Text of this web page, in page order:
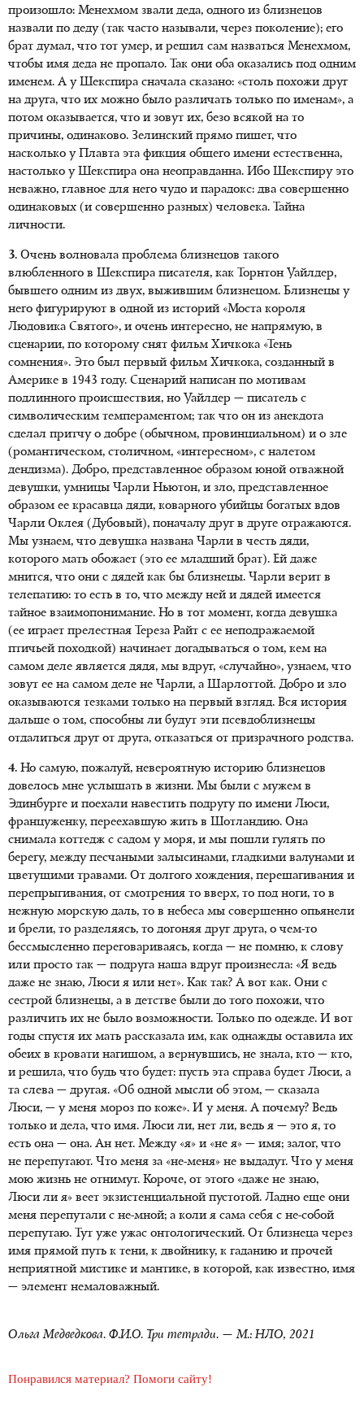
произошло: Менехмом звали деда, одного из близнецов
назвали по деду (так часто называли, через поколение); его
брат думал, что тот умер, и решил сам назваться Менехмом,
чтобы имя деда не пропало. Так они оба оказались под одним
именем. А у Шекспира сначала сказано: «столь похожи друг
на друга, что их можно было различать только по именам», а
потом оказывается, что и зовут их, безо всякой на то
причины, одинаково. Зелинский прямо пишет, что
насколько у Плавта эта фикция общего имени естественна,
настолько у Шекспира она неоправданна. Ибо Шекспиру это
неважно, главное для него чудо и парадокс: два совершенно
одинаковых (и совершенно разных) человека. Тайна
личности.
3. Очень волновала проблема близнецов такого
влюбленного в Шекспира писателя, как Торнтон Уайлдер,
бывшего одним из двух, выжившим близнецом. Близнецы у
него фигурируют в одной из историй «Моста короля
Людовика Святого», и очень интересно, не напрямую, в
сценарии, по которому снят фильм Хичкока «Тень
сомнения». Это был первый фильм Хичкока, созданный в
Америке в 1943 году. Сценарий написан по мотивам
подлинного происшествия, но Уайлдер — писатель с
символическим темпераментом; так что он из анекдота
сделал притчу о добре (обычном, провинциальном) и о зле
(романтическом, столичном, «интересном», с налетом
дендизма). Добро, представленное образом юной отважной
девушки, умницы Чарли Ньютон, и зло, представленное
образом ее красавца дяди, коварного убийцы богатых вдов
Чарли Оклея (Дубовый), поначалу друг в друге отражаются.
Мы узнаем, что девушка названа Чарли в честь дяди,
которого мать обожает (это ее младший брат). Ей даже
мнится, что они с дядей как бы близнецы. Чарли верит в
телепатию: то есть в то, что между ней и дядей имеется
тайное взаимопонимание. Но в тот момент, когда девушка
(ее играет прелестная Тереза Райт с ее неподражаемой
птичьей походкой) начинает догадываться о том, кем на
самом деле является дядя, мы вдруг, «случайно», узнаем, что
зовут ее на самом деле не Чарли, а Шарлоттой. Добро и зло
оказываются тезками только на первый взгляд. Вся история
дальше о том, способны ли будут эти псевдоблизнецы
отдалиться друг от друга, отказаться от призрачного родства.
4. Но самую, пожалуй, невероятную историю близнецов
довелось мне услышать в жизни. Мы были с мужем в
Эдинбурге и поехали навестить подругу по имени Люси,
француженку, переехавшую жить в Шотландию. Она
снимала коттедж с садом у моря, и мы пошли гулять по
берегу, между песчаными залысинами, гладкими валунами и
цветущими травами. От долгого хождения, перешагивания и
перепрыгивания, от смотрения то вверх, то под ноги, то в
нежную морскую даль, то в небеса мы совершенно опьянели
и брели, то разделяясь, то догоняя друг друга, о чем-то
бессмысленно переговариваясь, когда — не помню, к слову
или просто так — подруга наша вдруг произнесла: «Я ведь
даже не знаю, Люси я или нет». Как так? А вот как. Они с
сестрой близнецы, а в детстве были до того похожи, что
различить их не было возможности. Только по одежде. И вот
годы спустя их мать рассказала им, как однажды оставила их
обеих в кровати нагишом, а вернувшись, не знала, кто — кто,
и решила, что будь что будет: пусть эта справа будет Люси, а
та слева — другая. «Об одной мысли об этом, — сказала
Люси, — у меня мороз по коже». И у меня. А почему? Ведь
только и дела, что имя. Люси ли, нет ли, ведь я — это я, то
есть она — она. Ан нет. Между «я» и «не я» — имя; залог, что
не перепутают. Что меня за «не-меня» не выдадут. Что у меня
мою жизнь не отнимут. Короче, от этого «даже не знаю,
Люси ли я» веет экзистенциальной пустотой. Ладно еще они
меня перепутали с не-мной; а коли я сама себя с не-собой
перепутаю. Тут уже ужас онтологический. От близнеца через
имя прямой путь к тени, к двойнику, к гаданию и прочей
неприятной мистике и мантике, в которой, как известно, имя
— элемент немаловажный.
Ольга Медведкова. Ф.И.О. Три тетради. — М.: НЛО, 2021
Понравился материал? Помоги сайту!